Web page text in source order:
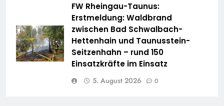
FW Rheingau-Taunus:
Erstmeldung: Waldbrand
zwischen Bad Schwalbach-
Hettenhain und Taunusstein-
Seitzenhahn – rund 150
Einsatzkräfte im Einsatz
5. August 2026 0